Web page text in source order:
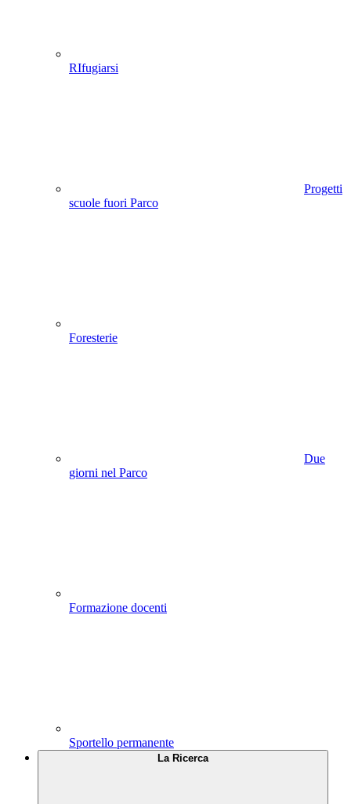
RIfugiarsi
Progetti
scuole fuori Parco
Foresterie
Due
giorni nel Parco
Formazione docenti
Sportello permanente
La Ricerca